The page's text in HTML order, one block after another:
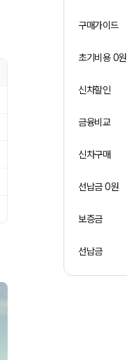
구매가이드
초기비용 0원
신차할인
금융비교
신차구매
선납금 0원
보증금
선납금